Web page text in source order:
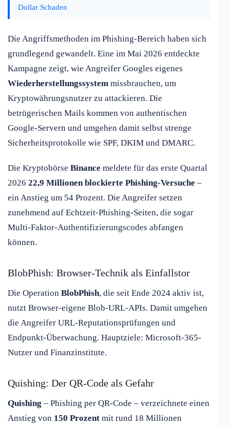
Dollar Schaden
Die Angriffsmethoden im Phishing-Bereich haben sich
grundlegend gewandelt. Eine im Mai 2026 entdeckte
Kampagne zeigt, wie Angreifer Googles eigenes
Wiederherstellungssystem missbrauchen, um
Kryptowährungsnutzer zu attackieren. Die
betrügerischen Mails kommen von authentischen
Google-Servern und umgehen damit selbst strenge
Sicherheitsprotokolle wie SPF, DKIM und DMARC.
Die Kryptobörse Binance meldete für das erste Quartal
2026 22,9 Millionen blockierte Phishing-Versuche –
ein Anstieg um 54 Prozent. Die Angreifer setzen
zunehmend auf Echtzeit-Phishing-Seiten, die sogar
Multi-Faktor-Authentifizierungscodes abfangen
können.
BlobPhish: Browser-Technik als Einfallstor
Die Operation BlobPhish, die seit Ende 2024 aktiv ist,
nutzt Browser-eigene Blob-URL-APIs. Damit umgehen
die Angreifer URL-Reputationsprüfungen und
Endpunkt-Überwachung. Hauptziele: Microsoft-365-
Nutzer und Finanzinstitute.
Quishing: Der QR-Code als Gefahr
Quishing – Phishing per QR-Code – verzeichnete einen
Anstieg von 150 Prozent mit rund 18 Millionen